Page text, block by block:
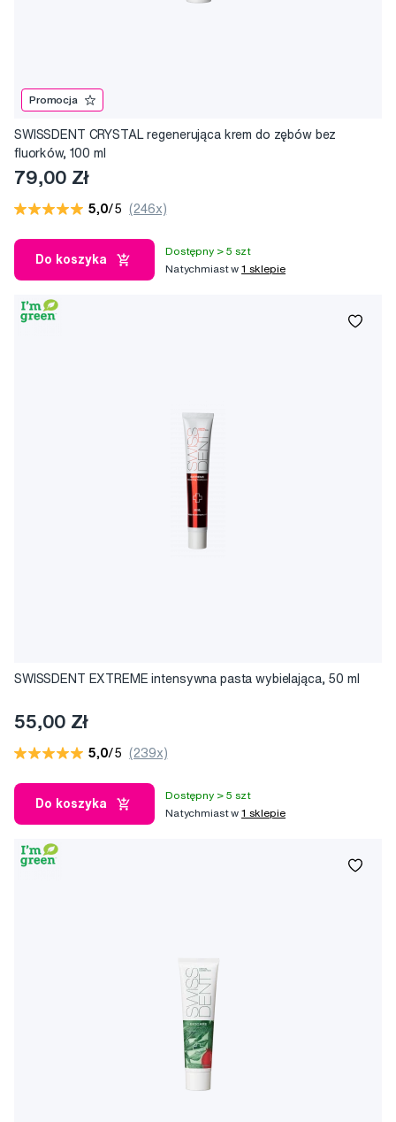
Promocja
SWISSDENT CRYSTAL regenerująca krem do zębów bez
fluorków, 100 ml
79,00 Zł
5,0/5 (246x)
Do koszyka
Dostępny > 5 szt
Natychmiast w1 sklepie
SWISSDENT EXTREME intensywna pasta wybielająca, 50 ml
55,00 Zł
5,0/5 (239x)
Do koszyka
Dostępny > 5 szt
Natychmiast w1 sklepie